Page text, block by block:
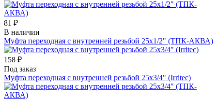
81 ₽
В наличии
Муфта переходная с внутренней резьбой 25х1/2" (ТПК-АКВА)
158 ₽
Под заказ
Муфта переходная с внутренней резьбой 25х3/4" (Irritec)